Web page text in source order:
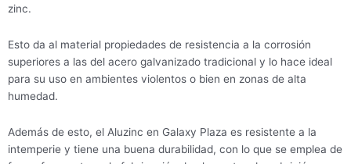
zinc.
Esto da al material propiedades de resistencia a la corrosión
superiores a las del acero galvanizado tradicional y lo hace ideal
para su uso en ambientes violentos o bien en zonas de alta
humedad.
Además de esto, el Aluzinc en Galaxy Plaza es resistente a la
intemperie y tiene una buena durabilidad, con lo que se emplea de